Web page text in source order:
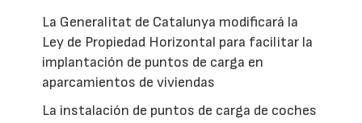
La Generalitat de Catalunya modificará la
Ley de Propiedad Horizontal para facilitar la
implantación de puntos de carga en
aparcamientos de viviendas
La instalación de puntos de carga de coches